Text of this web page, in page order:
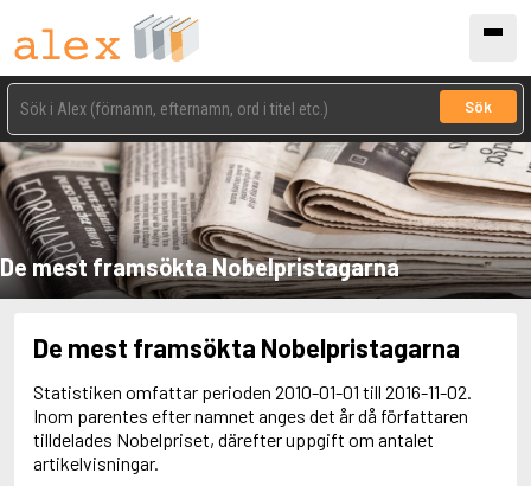
Sök
De mest framsökta Nobelpristagarna
De mest framsökta Nobelpristagarna
Statistiken omfattar perioden 2010-01-01 till 2016-11-02.
Inom parentes efter namnet anges det år då författaren
tilldelades Nobelpriset, därefter uppgift om antalet
artikelvisningar.